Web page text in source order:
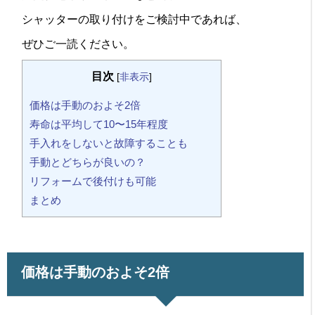
シャッターの取り付けをご検討中であれば、
ぜひご一読ください。
目次 [非表示]
価格は手動のおよそ2倍
寿命は平均して10〜15年程度
手入れをしないと故障することも
手動とどちらが良いの？
リフォームで後付けも可能
まとめ
価格は手動のおよそ2倍